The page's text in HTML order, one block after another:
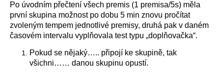
Po úvodním přečtení všech premis (1 premisa/5s) měla
první skupina možnost po dobu 5 min znovu pročítat
zvoleným tempem jednotlivé premisy, druhá pak v daném
časovém intervalu vyplňovala test typu „doplňovačka“.
Pokud se nějaký….. připojí ke skupině, tak
všichni…… danou skupinu opustí.